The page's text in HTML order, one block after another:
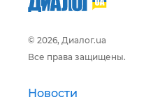
© 2026, Диалог.ua
Все права защищены.
Новости